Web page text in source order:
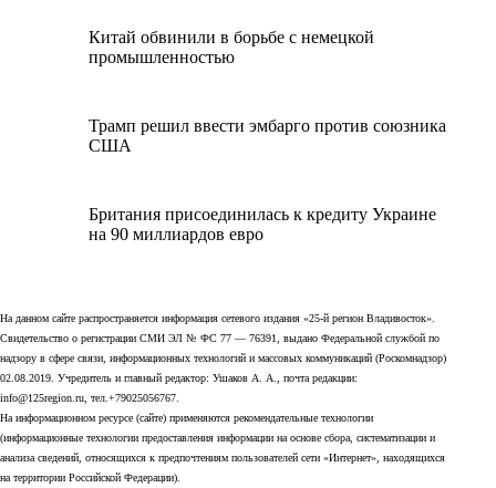
Китай обвинили в борьбе с немецкой
промышленностью
Трамп решил ввести эмбарго против союзника
США
Британия присоединилась к кредиту Украине
на 90 миллиардов евро
На данном сайте распространяется информация сетевого издания «25-й регион Владивосток».
Свидетельство о регистрации СМИ ЭЛ № ФС 77 — 76391, выдано Федеральной службой по
надзору в сфере связи, информационных технологий и массовых коммуникаций (Роскомнадзор)
02.08.2019. Учредитель и главный редактор: Ушаков А. А., почта редакции:
info@125region.ru, тел.+79025056767.
На информационном ресурсе (сайте) применяются рекомендательные технологии
(информационные технологии предоставления информации на основе сбора, систематизации и
анализа сведений, относящихся к предпочтениям пользователей сети «Интернет», находящихся
на территории Российской Федерации).